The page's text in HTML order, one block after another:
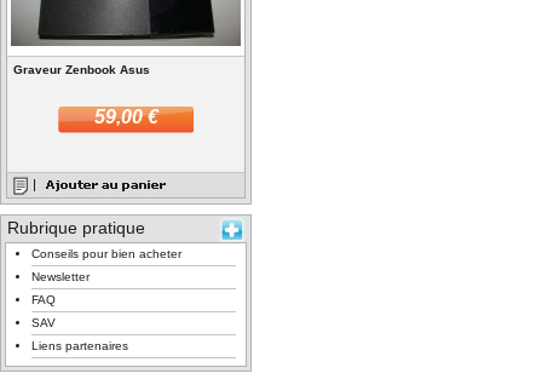
Graveur Zenbook Asus
59,00 €
Rubrique pratique
Conseils pour bien acheter
Newsletter
FAQ
SAV
Liens partenaires